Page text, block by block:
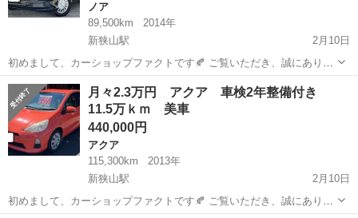
ノア
89,500km
2014年
新狭山駅
2月10日
初めまして、カーショップファクトです🍂 ご覧いただき、誠にありが
とうございます✨ 冬のセール対象車として、こちらのノア ハイブリ
ッドをご紹介いたします もう少し値引できたら購入希望！という方お
りましたら、お気軽にご...
埼玉 狭山市 新狭山駅 ノア
月々2.3万円 アクア 車検2年整備付き
11.5万ｋｍ 美車
440,000円
アクア
115,300km
2013年
新狭山駅
2月10日
初めまして、カーショップファクトです🍂 ご覧いただき、誠にありが